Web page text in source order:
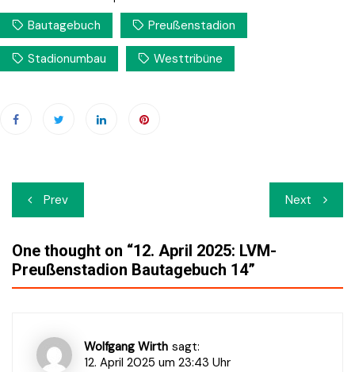
Bautagebuch Preußenstadion
Stadionumbau Westtribüne
Beitrags-
Navigation
Prev Next
One thought on “12. April 2025: LVM-
Preußenstadion Bautagebuch 14”
Wolfgang Wirth sagt:
12. April 2025 um 23:43 Uhr